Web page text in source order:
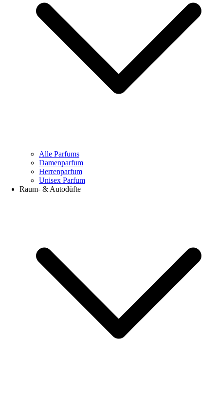
Alle Parfums
Damenparfum
Herrenparfum
Unisex Parfum
Raum- & Autodüfte